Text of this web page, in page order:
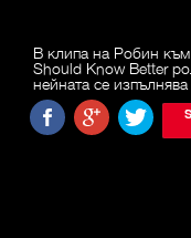
В клипа на Робин
Should Know Better
нейната се